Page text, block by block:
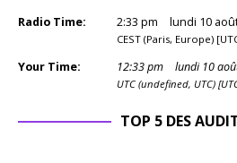
Radio Time: 2:33 pm lundi 10
CEST (Paris, Europe)
Your Time: 12:33pm lundi 10
UTC (undefined, UTC)
TOP 5 DES